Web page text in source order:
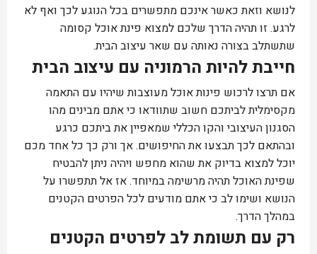
לנושא וזאת כאשר אינכם מתפשרים בכל הנוגע לכך ואף לא
לרגע. זו תהיה הדרך שלכם למצוא פינת אוכל קסומה
שתשתלב בצורה נאותה עם שאר עיצוב הבית.
חייבת להיות הרמוניה עם עיצוב הבית
אם תרצו לרכוש פינות אוכל מעוצבות שיהיו עם התאמה
מקסימלית לביתכם חשוב שתוודאו כי אתם מבינים מהו
הסגנון העיצובי והקו הכללי שמאפיין את ביתכם כרגע
ובהתאם לכך תבצעו את החיפושים. אך ורק כך כל אחד מכם
יוכל למצוא בדיוק את שהוא מחפש ויהיה ניתן להבטיח
שפינת האוכל תהיה מרשימה במיוחד. אז אל תתפשרו על
הנושא ושימו לב כי אתם מודעים לכל הפרטים הקטנים
במהלך הדרך.
רק עם תשומת לב לפרטים הקטנים